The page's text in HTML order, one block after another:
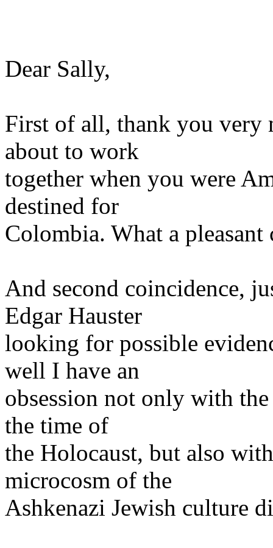
Dear Sally,
First of all, thank you very
about to work
together when you were
destined for
Colombia. What a pleasant
And second coincidence,
Edgar Hauster
looking for possible
well I have an
obsession not only with
the time of
the Holocaust, but also
microcosm of the
Ashkenazi Jewish culture